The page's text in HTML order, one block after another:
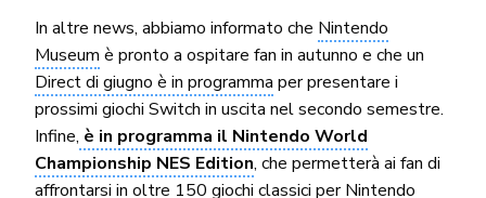
In altre news, abbiamo informato che Nintendo
Museum è pronto a ospitare fan in autunno e che un
Direct di giugno è in programma per presentare i
prossimi giochi Switch in uscita nel secondo semestre.
Infine, è in programma il Nintendo World
Championship NES Edition, che permetterà ai fan di
affrontarsi in oltre 150 giochi classici per Nintendo